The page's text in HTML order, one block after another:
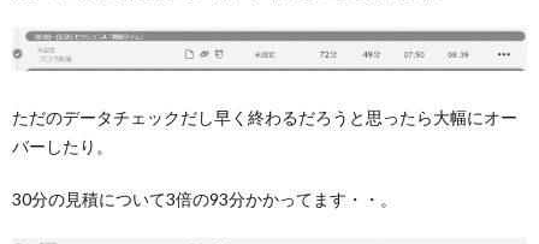
ただのデータチェックだし早く終わるだろうと思ったら大幅にオー
バーしたり。
30分の見積について3倍の93分かかってます・・。